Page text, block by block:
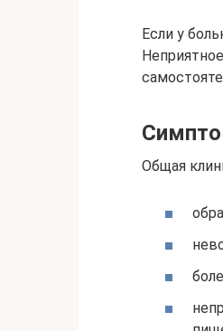
Если у
Общая